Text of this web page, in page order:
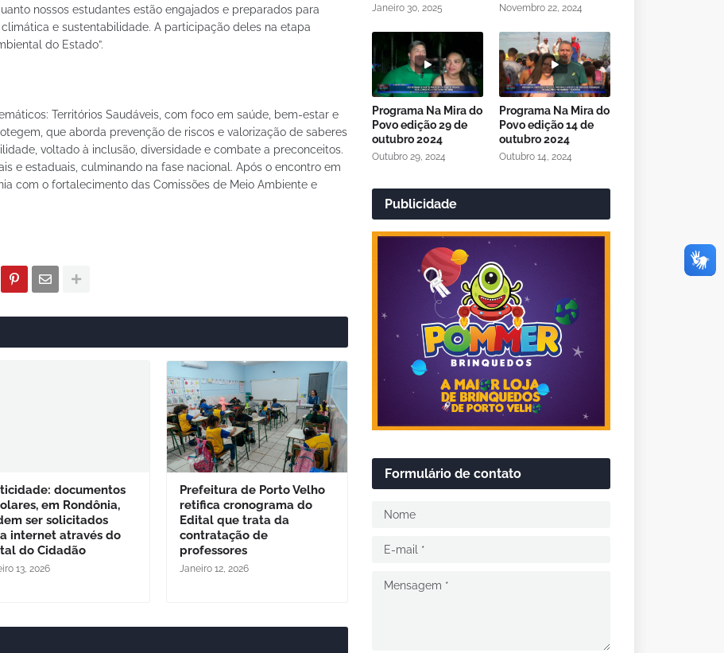
nossos estudantes estão engajados e preparados para
e sustentabilidade. A participação deles na etapa
do Estado”.
Territórios Saudáveis, com foco em saúde, bem-estar e
que aborda prevenção de riscos e valorização de saberes
voltado à inclusão, diversidade e combate a preconceitos.
e estaduais, culminando na fase nacional. Após o encontro em
com o fortalecimento das Comissões de Meio Ambiente e
documentos
em Rondônia,
ser solicitados
internet através do
do Cidadão
13, 2026
Prefeitura de Porto Velho
retifica cronograma do
Edital que trata da
contratação de
professores
Janeiro 12, 2026
Janeiro 30, 2025 Novembro 22, 2024
Programa Na Mira do
Povo edição 29 de
outubro 2024
Outubro 29, 2024
Programa Na Mira do
Povo edição 14 de
outubro 2024
Outubro 14, 2024
Publicidade
Formulário de contato